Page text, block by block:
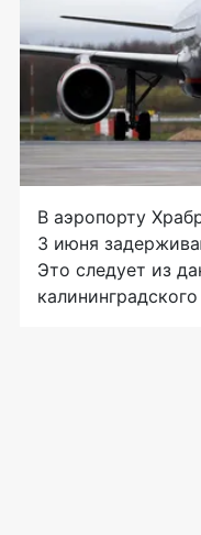
В аэропорту
3 июня
Это следует из